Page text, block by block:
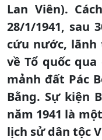
Lan Viên).
28/1/1941, sau
cứu nước, lãnh
về Tổ quốc
mảnh đất Pác
Bằng. Sự kiện
năm 1941 là
lịch sử dân tộc